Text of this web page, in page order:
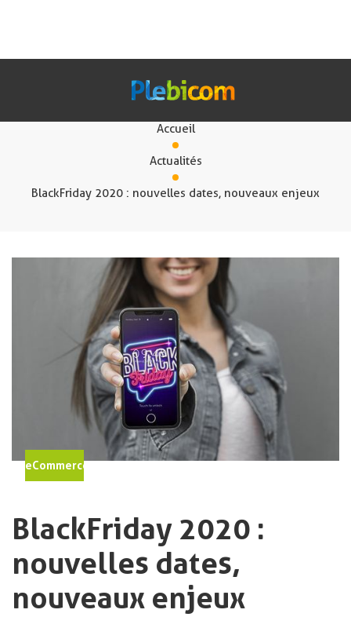
Actualités
Accueil
Actualités
BlackFriday 2020 : nouvelles dates, nouveaux enjeux
eCommerce
BlackFriday 2020 :
nouvelles dates,
nouveaux enjeux